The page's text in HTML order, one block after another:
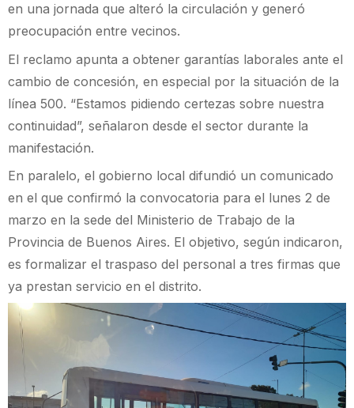
en una jornada que alteró la circulación y generó
preocupación entre vecinos.
El reclamo apunta a obtener garantías laborales ante el
cambio de concesión, en especial por la situación de la
línea 500. “Estamos pidiendo certezas sobre nuestra
continuidad”, señalaron desde el sector durante la
manifestación.
En paralelo, el gobierno local difundió un comunicado
en el que confirmó la convocatoria para el lunes 2 de
marzo en la sede del Ministerio de Trabajo de la
Provincia de Buenos Aires. El objetivo, según indicaron,
es formalizar el traspaso del personal a tres firmas que
ya prestan servicio en el distrito.